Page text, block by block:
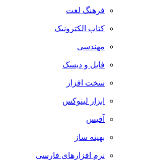
فرهنگ لغت
کتاب الکترونیک
مهندسی
فایل و دیسک
سخت افزار
ابزار لینوکس
آفیس
بهینه ساز
نرم افزارهای فارسی